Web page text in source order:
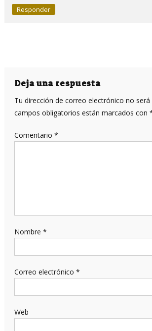
Responder
Deja una respuesta
Tu dirección de correo electrónico no será
campos obligatorios están marcados con
Comentario *
Nombre *
Correo electrónico *
Web